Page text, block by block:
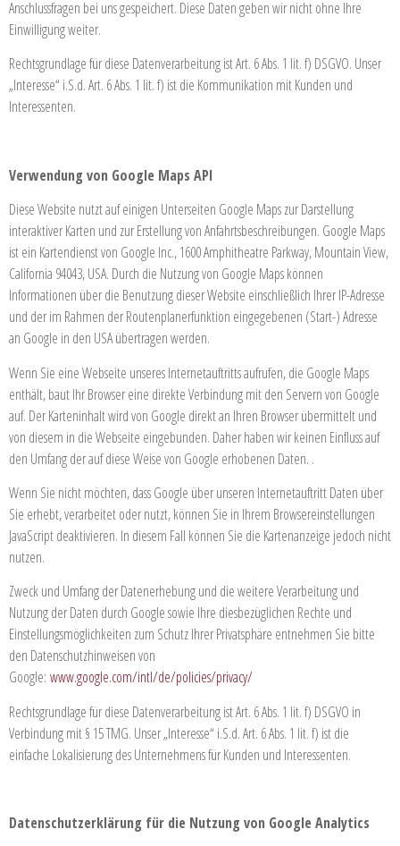
Anschlussfragen bei uns gespeichert. Diese Daten geben wir nicht ohne Ihre
Einwilligung weiter.
Rechtsgrundlage für diese Datenverarbeitung ist Art. 6 Abs. 1 lit. f) DSGVO. Unser
„Interesse“ i.S.d. Art. 6 Abs. 1 lit. f) ist die Kommunikation mit Kunden und
Interessenten.
Verwendung von Google Maps API
Diese Website nutzt auf einigen Unterseiten Google Maps zur Darstellung
interaktiver Karten und zur Erstellung von Anfahrtsbeschreibungen. Google Maps
ist ein Kartendienst von Google Inc., 1600 Amphitheatre Parkway, Mountain View,
California 94043, USA. Durch die Nutzung von Google Maps können
Informationen über die Benutzung dieser Website einschließlich Ihrer IP-Adresse
und der im Rahmen der Routenplanerfunktion eingegebenen (Start-) Adresse
an Google in den USA übertragen werden.
Wenn Sie eine Webseite unseres Internetauftritts aufrufen, die Google Maps
enthält, baut Ihr Browser eine direkte Verbindung mit den Servern von Google
auf. Der Karteninhalt wird von Google direkt an Ihren Browser übermittelt und
von diesem in die Webseite eingebunden. Daher haben wir keinen Einfluss auf
den Umfang der auf diese Weise von Google erhobenen Daten. .
Wenn Sie nicht möchten, dass Google über unseren Internetauftritt Daten über
Sie erhebt, verarbeitet oder nutzt, können Sie in Ihrem Browsereinstellungen
JavaScript deaktivieren. In diesem Fall können Sie die Kartenanzeige jedoch nicht
nutzen.
Zweck und Umfang der Datenerhebung und die weitere Verarbeitung und
Nutzung der Daten durch Google sowie Ihre diesbezüglichen Rechte und
Einstellungsmöglichkeiten zum Schutz Ihrer Privatsphäre entnehmen Sie bitte
den Datenschutzhinweisen von
Google: www.google.com/intl/de/policies/privacy/
Rechtsgrundlage für diese Datenverarbeitung ist Art. 6 Abs. 1 lit. f) DSGVO in
Verbindung mit § 15 TMG. Unser „Interesse“ i.S.d. Art. 6 Abs. 1 lit. f) ist die
einfache Lokalisierung des Unternehmens für Kunden und Interessenten.
Datenschutzerklärung für die Nutzung von Google Analytics